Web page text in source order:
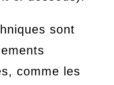
sont
comme les